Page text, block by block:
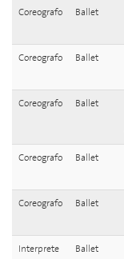
Coreografo Ballet
Coreografo Ballet
Coreografo Ballet
Coreografo Ballet
Coreografo Ballet
Interprete Ballet